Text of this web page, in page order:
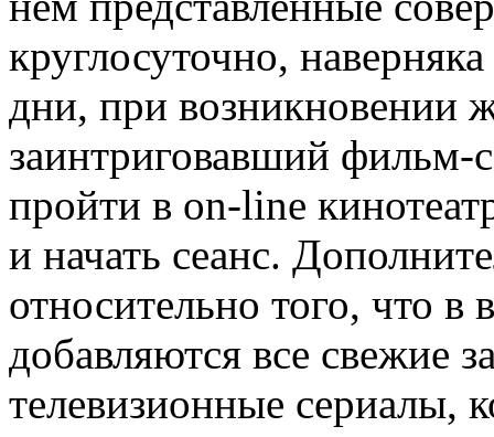
круглосуточно,
дни, при возникновении
заинтриговавший фильм-
пройти в on-line
и начать сеанс.
относительно того, что в
добавляются все свежие
телевизионные сериалы,